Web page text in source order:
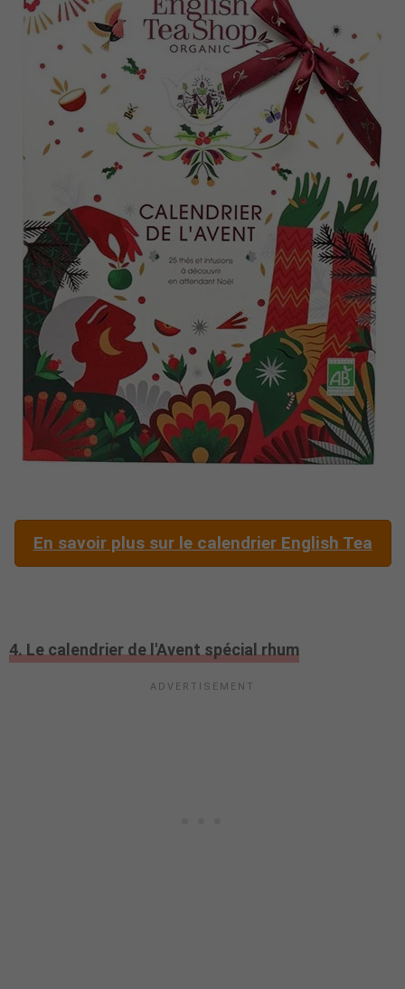
En savoir plus sur le calendrier English Tea
4. Le calendrier de l'Avent spécial rhum